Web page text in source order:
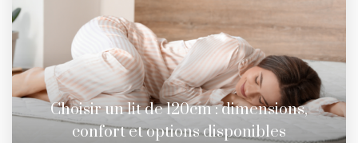
Choisir un lit de 120cm : dimensions,
confort et options disponibles